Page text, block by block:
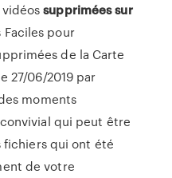
suppriméessur
pour
de la Carte
27/06/2019 par
moments
qui peut être
qui ont été
de votre